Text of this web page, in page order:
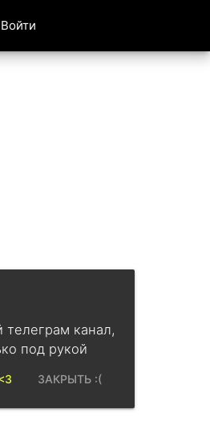
Войти
канал,
под рукой
ЗАКРЫТЬ :(